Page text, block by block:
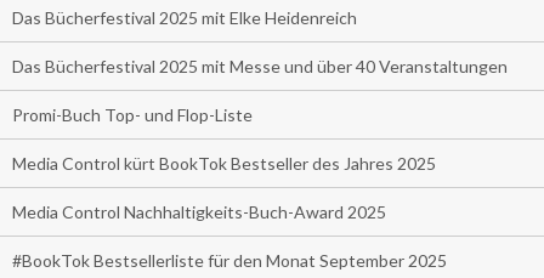
Das Bücherfestival 2025 mit Elke Heidenreich
Das Bücherfestival 2025 mit Messe und über 40 Veranstaltungen
Promi-Buch Top- und Flop-Liste
Media Control kürt BookTok Bestseller des Jahres 2025
Media Control Nachhaltigkeits-Buch-Award 2025
#BookTok Bestsellerliste für den Monat September 2025